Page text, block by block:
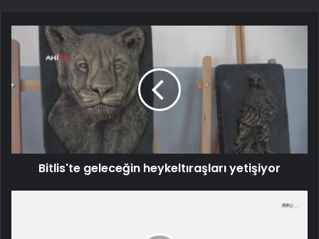
Bitlis'te geleceğin heykeltıraşları yetişiyor